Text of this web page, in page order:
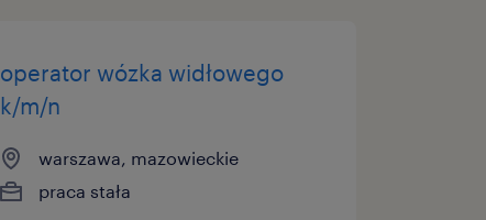
operator wózka widłowego
k/m/n
warszawa, mazowieckie
praca stała